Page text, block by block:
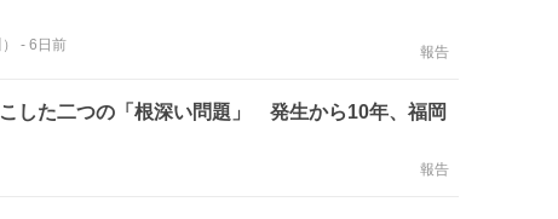
- 6日前 報告
した二つの「根深い問題」 発生から10年、福岡
報告